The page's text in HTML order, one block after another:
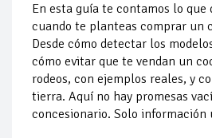
En esta guía te contamos lo que
cuando te planteas comprar un
Desde cómo detectar los
cómo evitar que te vendan un
rodeos, con ejemplos reales, y
tierra. Aquí no hay promesas
concesionario. Solo